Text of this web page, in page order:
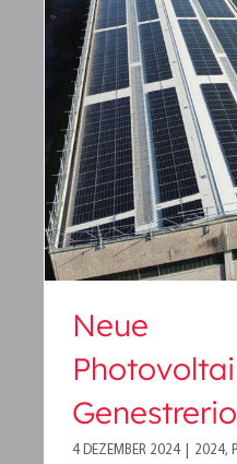
Neue
Neue
Genestrerio
4 DEZEMBER 2024 2024,